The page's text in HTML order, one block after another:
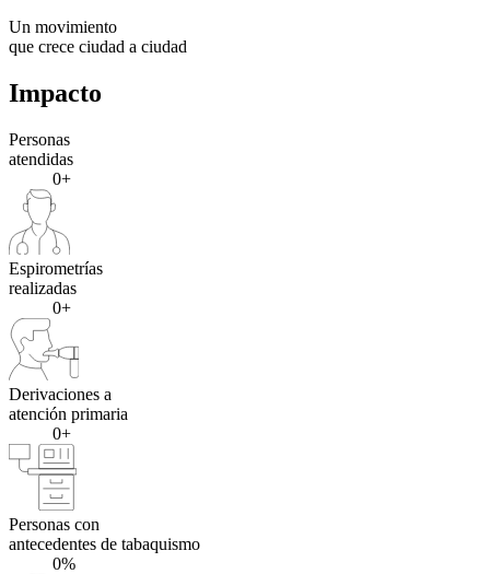
Un movimiento
que crece ciudad a ciudad
Impacto
Personas
atendidas
0+
Espirometrías
realizadas
0+
Derivaciones a
atención primaria
0+
Personas con
antecedentes de tabaquismo
0%